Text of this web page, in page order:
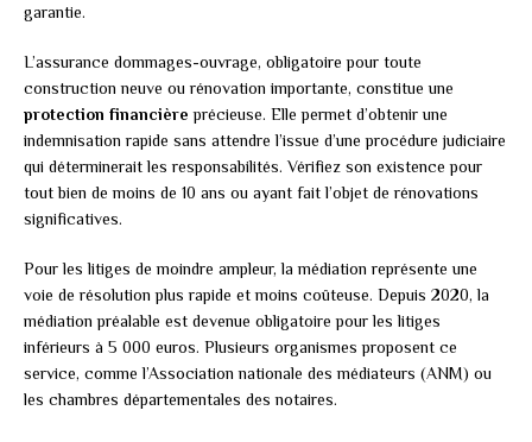
garantie.
L’assurance dommages-ouvrage, obligatoire pour toute
construction neuve ou rénovation importante, constitue une
protection financière précieuse. Elle permet d’obtenir une
indemnisation rapide sans attendre l’issue d’une procédure judiciaire
qui déterminerait les responsabilités. Vérifiez son existence pour
tout bien de moins de 10 ans ou ayant fait l’objet de rénovations
significatives.
Pour les litiges de moindre ampleur, la médiation représente une
voie de résolution plus rapide et moins coûteuse. Depuis 2020, la
médiation préalable est devenue obligatoire pour les litiges
inférieurs à 5 000 euros. Plusieurs organismes proposent ce
service, comme l’Association nationale des médiateurs (ANM) ou
les chambres départementales des notaires.